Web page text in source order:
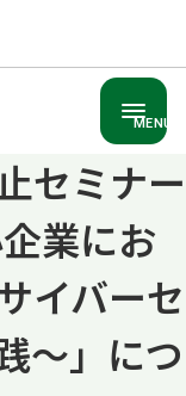
MENU
セミナー
業にお
イバーセ
～」につ